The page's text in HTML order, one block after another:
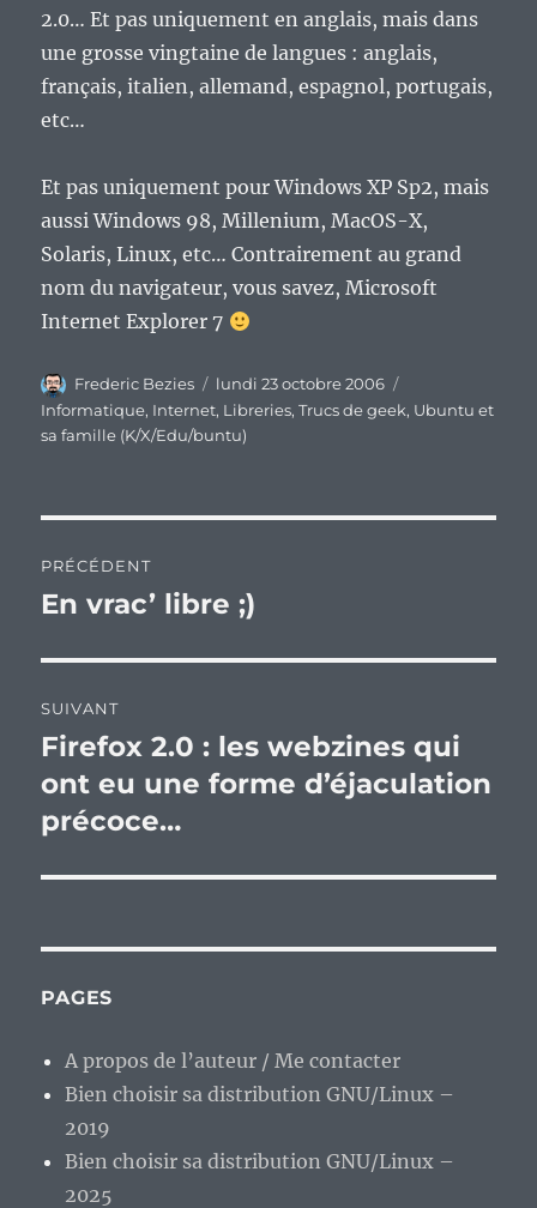
2.0… Et pas uniquement en anglais, mais dans
une grosse vingtaine de langues : anglais,
français, italien, allemand, espagnol, portugais,
etc…
Et pas uniquement pour Windows XP Sp2, mais
aussi Windows 98, Millenium, MacOS-X,
Solaris, Linux, etc… Contrairement au grand
nom du navigateur, vous savez, Microsoft
Internet Explorer 7
Auteur
Frederic Bezies
Publié
le
lundi 23 octobre 2006
Informatique, Internet, Libreries,Trucs de geek, Ubuntu et
sa famille (K/X/Edu/buntu)
de
PRÉCÉDENT
Publication
En vrac’ libre ;)
SUIVANT
Publication
suivante :
Firefox 2.0 : les webzines qui
ont eu une forme d’éjaculation
précoce…
PAGES
A propos de l’auteur / Me contacter
Bien choisir sa distribution GNU/Linux –
2019
Bien choisir sa distribution GNU/Linux –
2025